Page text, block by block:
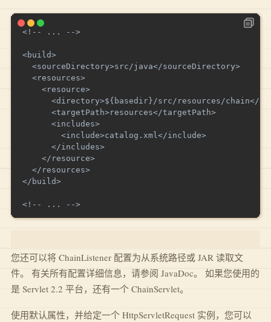
<!-- ... -->
<build>
  <sourceDirectory>src/java</sourceDirectory>
  <resources>
    <resource>
<directory>${basedir}/src/resources/chain</
      <targetPath>resources</targetPath>
      <includes>
        <include>catalog.xml</include>
      </includes>
    </resource>
  </resources>
</build>
您还可以将 ChainListener 配置为从系统路径或 JAR 读取文
件。 有关所有配置详细信息，请参阅 JavaDoc。 如果您使用的
是 Servlet 2.2 平台，还有一个 ChainServlet。
使用默认属性，并给定一个 HttpServletRequest 实例，您可以